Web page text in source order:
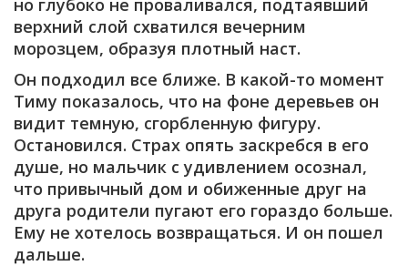
верхний слой схватился вечерним
морозцем, образуя плотный наст.
Он подходил все ближе. В какой-то момент
Тиму показалось, что на фоне деревьев он
видит темную, сгорбленную фигуру.
Остановился. Страх опять заскребся в его
душе, но мальчик с удивлением осознал,
что привычный дом и обиженные друг на
друга родители пугают его гораздо больше.
Ему не хотелось возвращаться. И он пошел
дальше.